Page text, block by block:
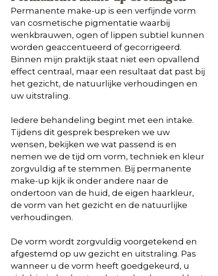
Permanente make-up is een verfijnde vorm
van cosmetische pigmentatie waarbij
wenkbrauwen, ogen of lippen subtiel kunnen
worden geaccentueerd of gecorrigeerd.
Binnen mijn praktijk staat niet een opvallend
effect centraal, maar een resultaat dat past bij
het gezicht, de natuurlijke verhoudingen en
uw uitstraling.
Iedere behandeling begint met een intake.
Tijdens dit gesprek bespreken we uw
wensen, bekijken we wat passend is en
nemen we de tijd om vorm, techniek en kleur
zorgvuldig af te stemmen. Bij permanente
make-up kijk ik onder andere naar de
ondertoon van de huid, de eigen haarkleur,
de vorm van het gezicht en de natuurlijke
verhoudingen.
De vorm wordt zorgvuldig voorgetekend en
afgestemd op uw gezicht en uitstraling. Pas
wanneer u de vorm heeft goedgekeurd, u